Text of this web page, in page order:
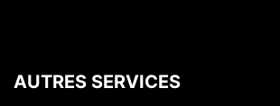
AUTRES SERVICES